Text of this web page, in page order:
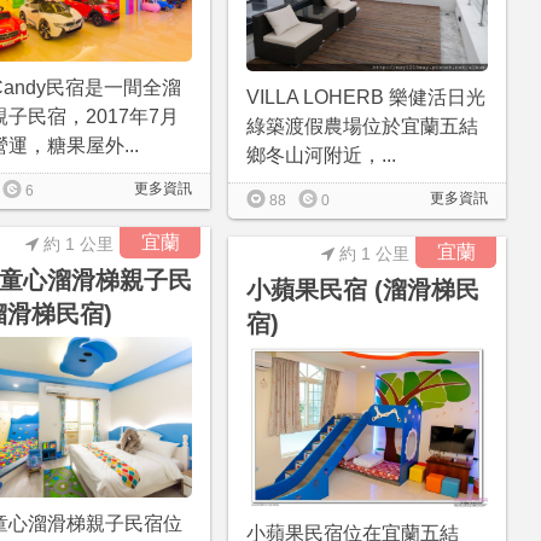
VILLA LOHERB 樂健活日光
綠築渡假農場位於宜蘭五結
鄉冬山河附近，...
更多資訊
88 0
民宿是一間全溜
子民宿，2017年7月
運，糖果屋外...
更多資訊
6
宜蘭
心溜滑梯親子民
滑梯民宿)
約 1 公里
心溜滑梯親子民宿位
宜蘭
小蘋果民宿 (溜滑梯民
宿)
約 1 公里
小蘋果民宿位在宜蘭五結